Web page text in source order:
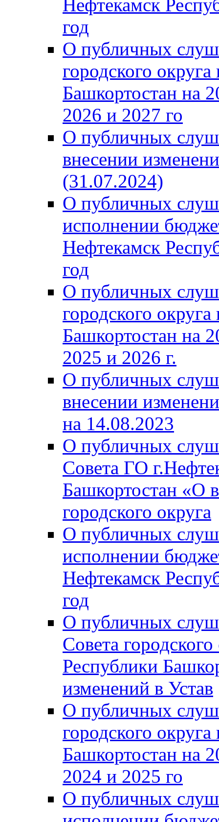
Нефтекамск
год
О публичных
городского
Башкортостан на
2026 и 2027 го
О публичных
внесении
(31.07.2024)
О публичных
исполнении
Нефтекамск
год
О публичных
городского
Башкортостан на
2025 и 2026 г.
О публичных
внесении
на 14.08.2023
О публичных
Совета ГО
Башкортостан «О
городского округа
О публичных
исполнении
Нефтекамск
год
О публичных
Совета
Республики
изменений в Устав
О публичных
городского
Башкортостан на
2024 и 2025 го
О публичных